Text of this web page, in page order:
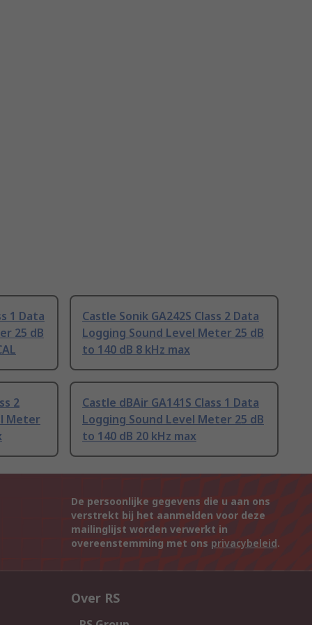
1 Data
25 dB
Castle Sonik GA242S Class 2 Data
Logging Sound Level Meter 25 dB
to 140 dB 8 kHz max
2
Meter
Castle dBAir GA141S Class 1 Data
Logging Sound Level Meter 25 dB
to 140 dB 20 kHz max
De persoonlijke gegevens die u aan ons
verstrekt bij het aanmelden voor deze
mailinglijst worden verwerkt in
overeenstemming met ons privacybeleid.
Over RS